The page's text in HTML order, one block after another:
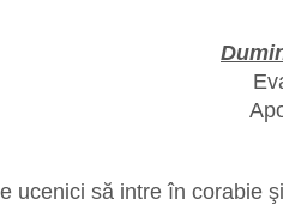
ucenici să intre în corabie